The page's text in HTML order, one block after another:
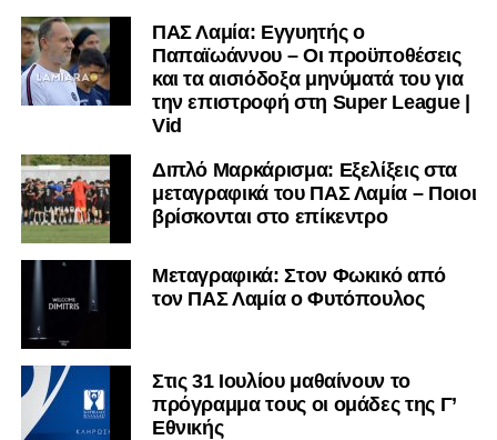
ΠΑΣ Λαμία: Εγγυητής ο
Παπαϊωάννου – Οι προϋποθέσεις
και τα αισιόδοξα μηνύματά του για
την επιστροφή στη Super League |
Vid
Διπλό Μαρκάρισμα: Εξελίξεις στα
μεταγραφικά του ΠΑΣ Λαμία – Ποιοι
βρίσκονται στο επίκεντρο
Μεταγραφικά: Στον Φωκικό από
τον ΠΑΣ Λαμία ο Φυτόπουλος
Στις 31 Ιουλίου μαθαίνουν το
πρόγραμμα τους οι ομάδες της Γ’
Εθνικής